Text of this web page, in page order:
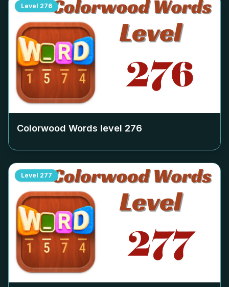
Level 276
Colorwood Words level 276
Level 277